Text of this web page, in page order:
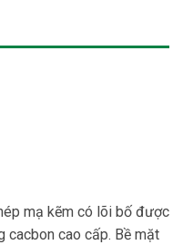
mạ kẽm có lõi bố được
cacbon cao cấp. Bề mặt